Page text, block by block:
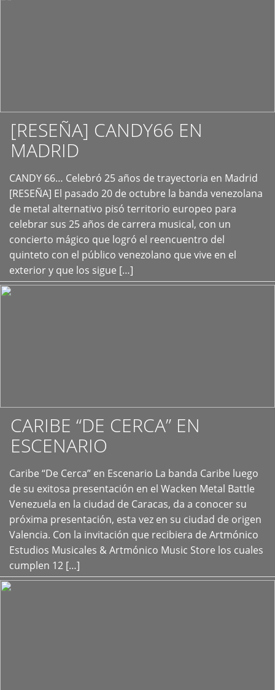
[RESEÑA] CANDY66 EN
MADRID
CANDY 66… Celebró 25 años de trayectoria en Madrid
[RESEÑA] El pasado 20 de octubre la banda venezolana
de metal alternativo pisó territorio europeo para
celebrar sus 25 años de carrera musical, con un
concierto mágico que logró el reencuentro del
quinteto con el público venezolano que vive en el
exterior y que los sigue […]
+
CARIBE “DE CERCA” EN
ESCENARIO
Caribe “De Cerca” en Escenario La banda Caribe luego
de su exitosa presentación en el Wacken Metal Battle
Venezuela en la ciudad de Caracas, da a conocer su
próxima presentación, esta vez en su ciudad de origen
Valencia. Con la invitación que recibiera de Artmónico
Estudios Musicales & Artmónico Music Store los cuales
cumplen 12 […]
+